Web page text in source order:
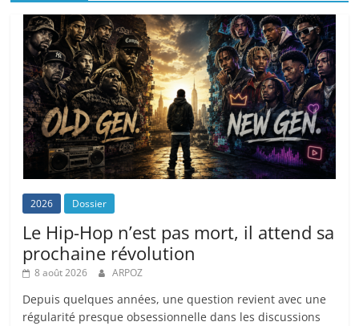
2026 Dossier
Le Hip-Hop n’est pas mort, il attend sa
prochaine révolution
8 août 2026 ARPOZ
Depuis quelques années, une question revient avec une
régularité presque obsessionnelle dans les discussions